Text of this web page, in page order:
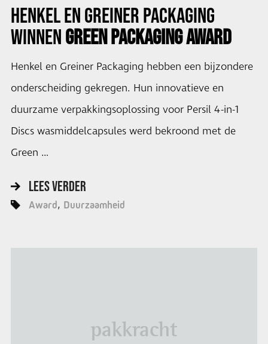
HENKEL EN GREINER PACKAGING
WINNEN GREEN PACKAGING AWARD
Henkel en Greiner Packaging hebben een bijzondere
onderscheiding gekregen. Hun innovatieve en
duurzame verpakkingsoplossing voor Persil 4-in-1
Discs wasmiddelcapsules werd bekroond met de
Green …
LEES VERDER
Award Duurzaamheid
pakkracht